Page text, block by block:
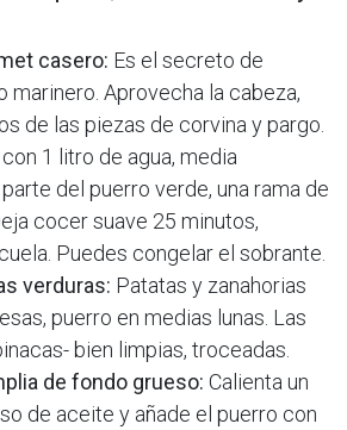
casero: Es el secreto de
marinero. Aprovecha la cabeza,
de las piezas de corvina y pargo.
1 litro de agua, media
parte del puerro verde, una rama de
cocer suave 25 minutos,
Puedes congelar el sobrante.
verduras: Patatas y zanahorias
puerro en medias lunas. Las
bien limpias, troceadas.
de fondo grueso: Calienta un
de aceite y añade el puerro con